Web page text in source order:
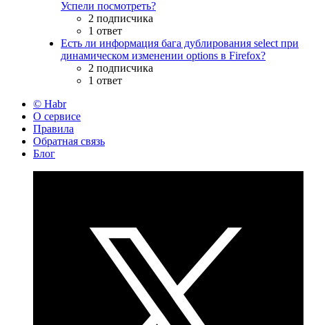
Успели посмотреть?
2 подписчика
1 ответ
Есть ли информация бага дублирования select при
динамическом изменении options в Firefox?
2 подписчика
1 ответ
© Habr
О сервисе
Правила
Обратная связь
Блог